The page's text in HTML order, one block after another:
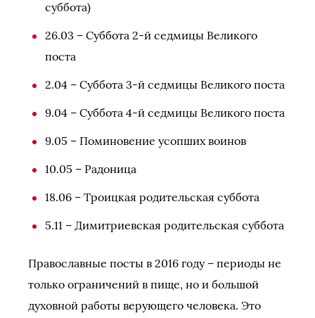
суббота)
26.03 – Суббота 2-й седмицы Великого
поста
2.04 – Суббота 3-й седмицы Великого поста
9.04 – Суббота 4-й седмицы Великого поста
9.05 – Поминовение усопших воинов
10.05 – Радоница
18.06 – Троицкая родительская суббота
5.11 – Димитриевская родительская суббота
Православные посты в 2016 году – периоды не
только ограничений в пище, но и большой
духовной работы верующего человека. Это